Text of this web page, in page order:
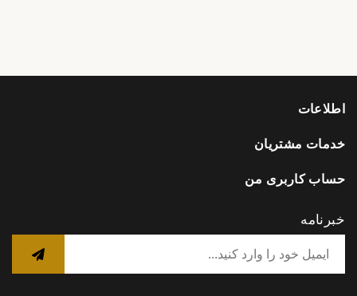
اطلاعات
خدمات مشتریان
حساب کاربری من
خبرنامه